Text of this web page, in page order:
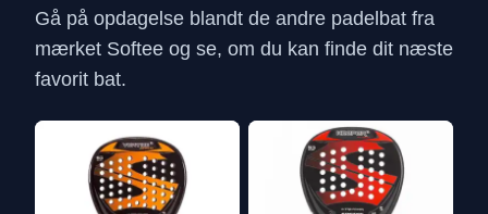
Gå på opdagelse blandt de andre padelbat fra
mærket Softee og se, om du kan finde dit næste
favorit bat.